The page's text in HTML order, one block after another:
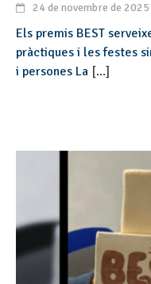
24 de novembre de 2025
Els premis BEST
pràctiques i les festes
i persones La [...]